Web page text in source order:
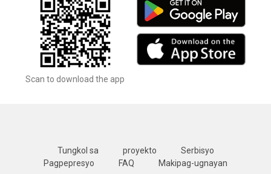
Scan to download the app
Tungkol sa proyekto
Serbisyo
Pagpepresyo
FAQ Makipag-ugnayan